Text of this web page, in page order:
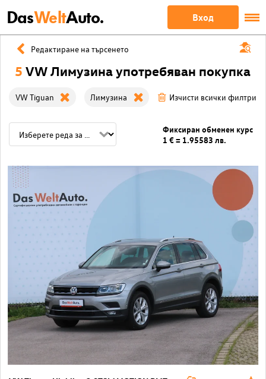
DasWeltAuto. Вход
Редактиране на търсенето
5 VW Лимузина употребяван покупка
VW Tiguan Лимузина Изчисти всички филтри
Фиксиран обменен курс
1 € = 1.95583 лв.